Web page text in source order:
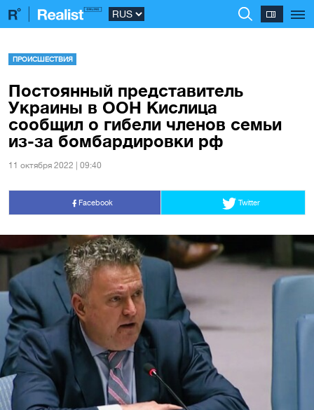
ПРОИСШЕСТВИЯ
Постоянный представитель
Украины в ООН Кислица
сообщил о гибели членов семьи
из-за бомбардировки рф
11 октября 2022 | 09:40
Facebook Twitter